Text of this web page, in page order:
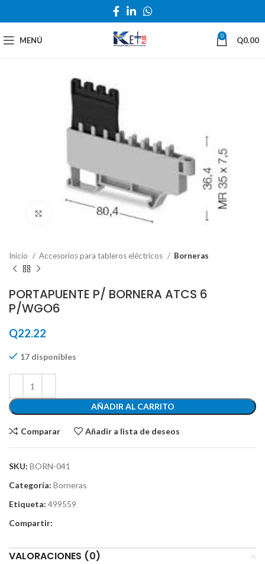
MENÚ 0 Q0.00
Haga Click para agrandar
Inicio Accesorios para tableros eléctricos Borneras
PORTAPUENTE P/ BORNERA ATCS 6
P/WGO6
Q22.22
17 disponibles
AÑADIR AL CARRITO
Comparar Añadir a lista de deseos
SKU: BORN-041
Categoría: Borneras
Etiqueta: 499559
Compartir:
VALORACIONES (0)